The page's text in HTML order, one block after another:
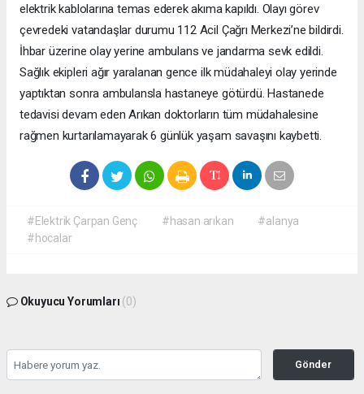
elektrik kablolarına temas ederek akıma kapıldı. Olayı görev
çevredeki vatandaşlar durumu 112 Acil Çağrı Merkezi’ne bildirdi.
İhbar üzerine olay yerine ambulans ve jandarma sevk edildi.
Sağlık ekipleri ağır yaralanan gence ilk müdahaleyi olay yerinde
yaptıktan sonra ambulansla hastaneye götürdü. Hastanede
tedavisi devam eden Arıkan doktorların tüm müdahalesine
rağmen kurtarılamayarak 6 günlük yaşam savaşını kaybetti.
#Elektrik Çarpan Genç #hasan arıkan
#alanya
#hocalar
Okuyucu Yorumları (0)
Gönder